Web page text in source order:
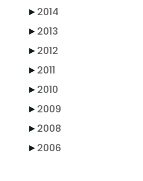
►2014
►2013
►2012
►2011
►2010
►2009
►2008
►2006